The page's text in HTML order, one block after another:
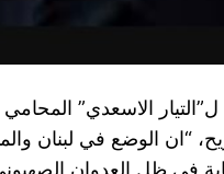
ل”التيار الاسعدي”
“ان الوضع في لبنان
في ظل العدوان